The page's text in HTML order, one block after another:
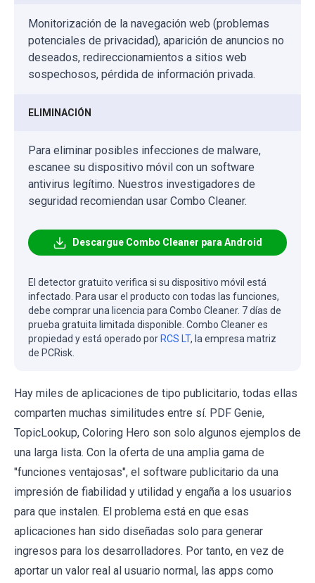
Monitorización de la navegación web (problemas
potenciales de privacidad), aparición de anuncios no
deseados, redireccionamientos a sitios web
sospechosos, pérdida de información privada.
ELIMINACIÓN
Para eliminar posibles infecciones de malware,
escanee su dispositivo móvil con un software
antivirus legítimo. Nuestros investigadores de
seguridad recomiendan usar Combo Cleaner.
Descargue Combo Cleaner para Android
El detector gratuito verifica si su dispositivo móvil está
infectado. Para usar el producto con todas las funciones,
debe comprar una licencia para Combo Cleaner. 7 días de
prueba gratuita limitada disponible. Combo Cleaner es
propiedad y está operado por RCS LT, la empresa matriz
de PCRisk.
Hay miles de aplicaciones de tipo publicitario, todas ellas
comparten muchas similitudes entre sí. PDF Genie,
TopicLookup, Coloring Hero son solo algunos ejemplos de
una larga lista. Con la oferta de una amplia gama de
"funciones ventajosas", el software publicitario da una
impresión de fiabilidad y utilidad y engaña a los usuarios
para que instalen. El problema está en que esas
aplicaciones han sido diseñadas solo para generar
ingresos para los desarrolladores. Por tanto, en vez de
aportar un valor real al usuario normal, las apps como